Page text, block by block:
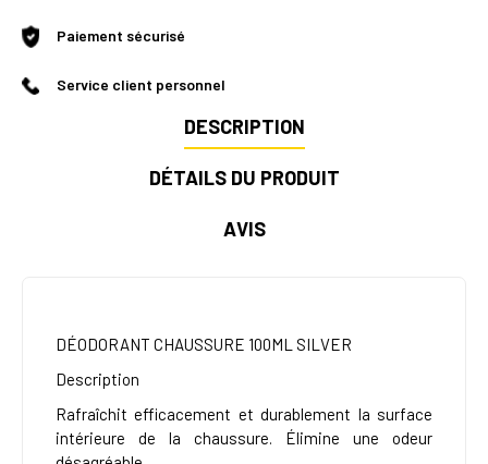
Paiement sécurisé
Service client personnel
DESCRIPTION
DÉTAILS DU PRODUIT
AVIS
DÉODORANT CHAUSSURE 100ML SILVER
Description
Rafraîchit efficacement et durablement la surface
intérieure de la chaussure. Élimine une odeur